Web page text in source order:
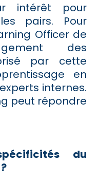
intérêt pour
pairs. Pour
Officer de
des
par cette
en
internes.
peut répondre
du